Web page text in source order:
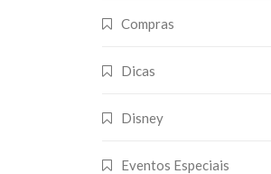
Compras
Dicas
Disney
Eventos Especiais